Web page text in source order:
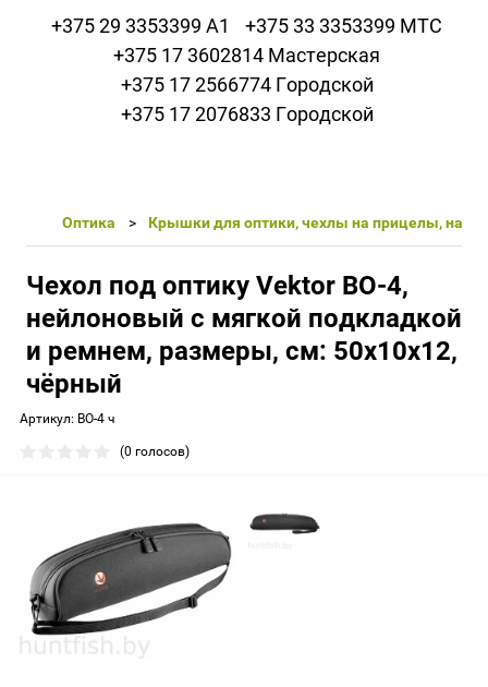
+375 29 3353399 A1
+375 33 3353399 МТС
+375 17 3602814 Мастерская
+375 17 2566774 Городской
+375 17 2076833 Городской
Оптика Крышки для оптики, чехлы на прицелы,
Чехол под оптику Vektor ВО-4,
нейлоновый с мягкой подкладкой
и ремнем, размеры, см: 50x10x12,
чёрный
Артикул: ВО-4 ч
(0 голосов)